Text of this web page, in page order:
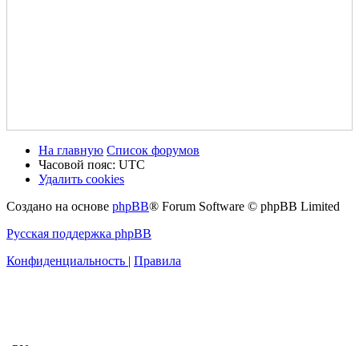
На главную Список форумов
Часовой пояс: UTC
Удалить cookies
Создано на основе phpBB® Forum Software © phpBB Limited
Русская поддержка phpBB
Конфиденциальность | Правила